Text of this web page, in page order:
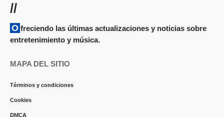
//
Ofreciendo las últimas actualizaciones y noticias sobre
entretenimiento y música.
MAPA DEL SITIO
Términos y condiciones
Cookies
DMCA